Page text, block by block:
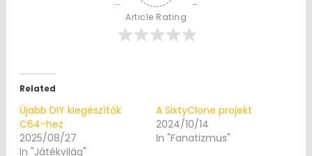
Article Rating
Related
Újabb DIY kiegészítők
C64-hez
2025/08/27
In "Játékvilág"
A SixtyClone projekt
2024/10/14
In "Fanatizmus"